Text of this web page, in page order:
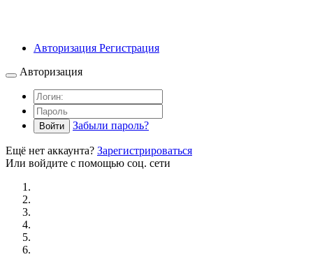
Авторизация Регистрация
Авторизация
Войти Забыли пароль?
Ещё нет аккаунта? Зарегистрироваться
Или войдите с помощью соц. сети